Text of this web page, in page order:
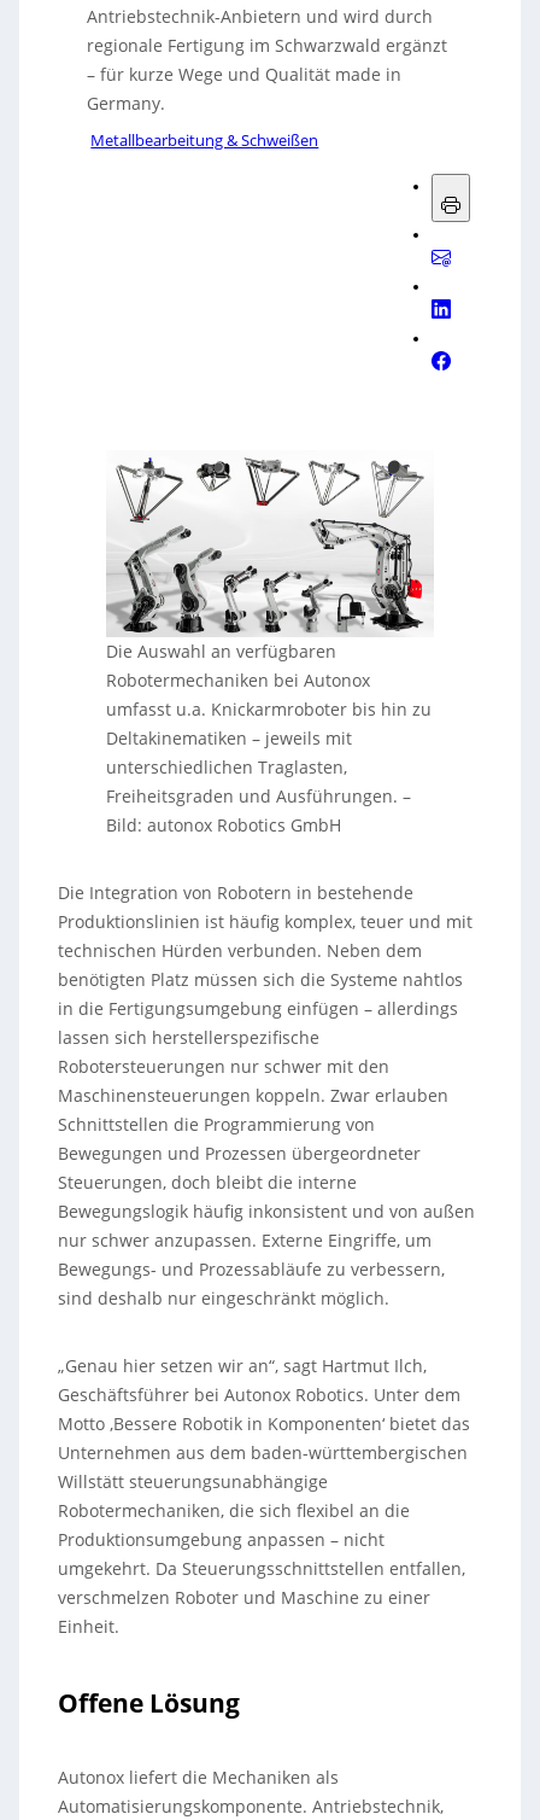
Antriebstechnik-Anbietern und wird durch
regionale Fertigung im Schwarzwald ergänzt
– für kurze Wege und Qualität made in
Germany.
Metallbearbeitung & Schweißen
Die Auswahl an verfügbaren
Robotermechaniken bei Autonox
umfasst u.a. Knickarmroboter bis hin zu
Deltakinematiken – jeweils mit
unterschiedlichen Traglasten,
Freiheitsgraden und Ausführungen. –
Bild: autonox Robotics GmbH
Die Integration von Robotern in bestehende
Produktionslinien ist häufig komplex, teuer und mit
technischen Hürden verbunden. Neben dem
benötigten Platz müssen sich die Systeme nahtlos
in die Fertigungsumgebung einfügen – allerdings
lassen sich herstellerspezifische
Robotersteuerungen nur schwer mit den
Maschinensteuerungen koppeln. Zwar erlauben
Schnittstellen die Programmierung von
Bewegungen und Prozessen übergeordneter
Steuerungen, doch bleibt die interne
Bewegungslogik häufig inkonsistent und von außen
nur schwer anzupassen. Externe Eingriffe, um
Bewegungs- und Prozessabläufe zu verbessern,
sind deshalb nur eingeschränkt möglich.
„Genau hier setzen wir an“, sagt Hartmut Ilch,
Geschäftsführer bei Autonox Robotics. Unter dem
Motto ‚Bessere Robotik in Komponenten‘ bietet das
Unternehmen aus dem baden-württembergischen
Willstätt steuerungsunabhängige
Robotermechaniken, die sich flexibel an die
Produktionsumgebung anpassen – nicht
umgekehrt. Da Steuerungsschnittstellen entfallen,
verschmelzen Roboter und Maschine zu einer
Einheit.
Offene Lösung
Autonox liefert die Mechaniken als
Automatisierungskomponente. Antriebstechnik,